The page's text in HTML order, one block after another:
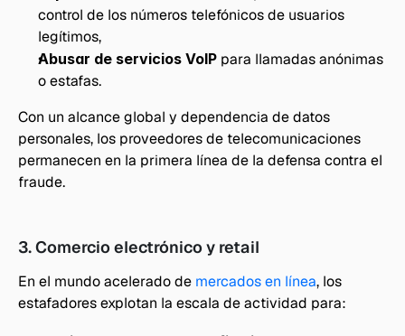
control de los números telefónicos de usuarios
legítimos,
Abusar de servicios VoIP para llamadas anónimas
o estafas.
Con un alcance global y dependencia de datos
personales, los proveedores de telecomunicaciones
permanecen en la primera línea de la defensa contra el
fraude.
3. Comercio electrónico y retail
En el mundo acelerado de mercados en línea, los
estafadores explotan la escala de actividad para: